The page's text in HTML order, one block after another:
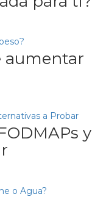
aumentar
y